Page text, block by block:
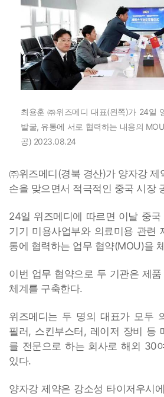
최용훈 ㈜위즈메디 대표(왼쪽)가 24일
발굴, 유통에 서로 협력하는 내용의
공) 2023.08.24
㈜위즈메디(경북 경산)가 양자강 제
손을 맞으면서 적극적인 중국 시장
24일 위즈메디에 따르면 이날 중
기기 미용사업부와 의료미용 관련
통에 협력하는 업무 협약(MOU)을
이번 업무 협약으로 두 기관은 제
체계를 구축한다.
위즈메디는 두 명의 대표가 모두
필러, 스킨부스터, 레이저 장비 등
를 전문으로 하는 회사로 해외 30
있다.
양자강 제약은 강소성 타이저우시